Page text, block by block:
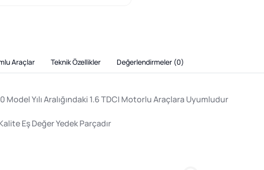
Araçlar Teknik Özellikler Değerlendirmeler (0)
Model Yılı Aralığındaki 1.6 TDCI Motorlu Araçlara Uyumludur
Eş Değer Yedek Parçadır